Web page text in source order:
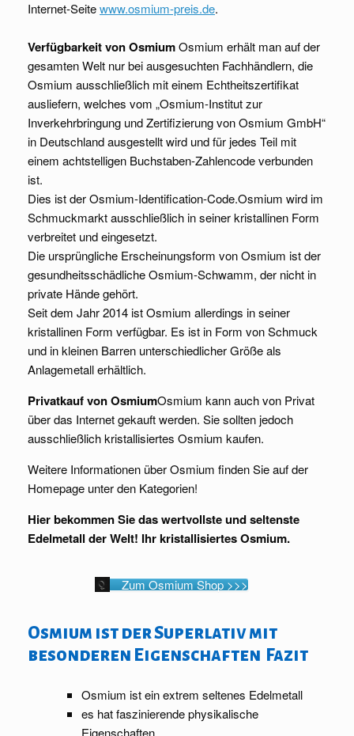
Internet-Seitewww.osmium-preis.de.
Verfügbarkeit von OsmiumOsmium erhält man auf der
gesamten Welt nur bei ausgesuchten Fachhändlern, die
Osmium ausschließlich mit einem Echtheitszertifikat
ausliefern, welches vom „Osmium-Institut zur
Inverkehrbringung und Zertifizierung von Osmium GmbH“
in Deutschland ausgestellt wird und für jedes Teil mit
einem achtstelligen Buchstaben-Zahlencode verbunden
ist.
Dies ist der Osmium-Identification-Code.Osmium wird im
Schmuckmarkt ausschließlich in seiner kristallinen Form
verbreitet und eingesetzt.
Die ursprüngliche Erscheinungsform von Osmium ist der
gesundheitsschädliche Osmium-Schwamm, der nicht in
private Hände gehört.
Seit dem Jahr 2014 ist Osmium allerdings in seiner
kristallinen Form verfügbar. Es ist in Form von Schmuck
und in kleinen Barren unterschiedlicher Größe als
Anlagemetall erhältlich.
Privatkauf von OsmiumOsmium kann auch von Privat
über das Internet gekauft werden. Sie sollten jedoch
ausschließlich kristallisiertes Osmium kaufen.
Weitere Informationen über Osmium finden Sie auf der
Homepage unter den Kategorien!
Hier bekommen Sie das wertvollste und seltenste
Edelmetall der Welt! Ihr kristallisiertes Osmium.
Zum Osmium Shop >>>
Osmium ist der Superlativ mit
besonderen Eigenschaften Fazit
Osmium ist ein extrem seltenes Edelmetall
es hat faszinierende physikalische
Eigenschaften